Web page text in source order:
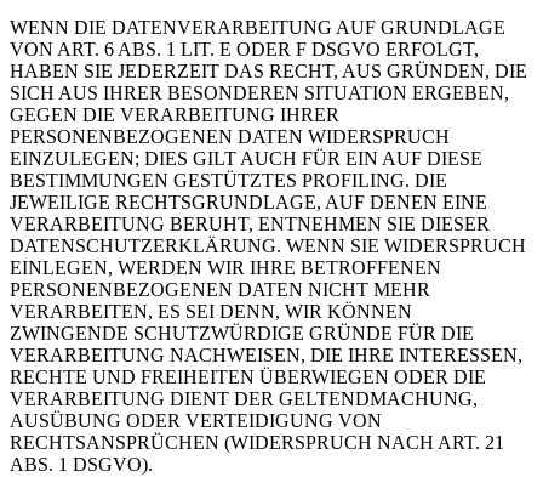
WENN DIE DATENVERARBEITUNG AUF GRUNDLAGE
VON ART. 6 ABS. 1 LIT. E ODER F DSGVO ERFOLGT,
HABEN SIE JEDERZEIT DAS RECHT, AUS GRÜNDEN, DIE
SICH AUS IHRER BESONDEREN SITUATION ERGEBEN,
GEGEN DIE VERARBEITUNG IHRER
PERSONENBEZOGENEN DATEN WIDERSPRUCH
EINZULEGEN; DIES GILT AUCH FÜR EIN AUF DIESE
BESTIMMUNGEN GESTÜTZTES PROFILING. DIE
JEWEILIGE RECHTSGRUNDLAGE, AUF DENEN EINE
VERARBEITUNG BERUHT, ENTNEHMEN SIE DIESER
DATENSCHUTZERKLÄRUNG. WENN SIE WIDERSPRUCH
EINLEGEN, WERDEN WIR IHRE BETROFFENEN
PERSONENBEZOGENEN DATEN NICHT MEHR
VERARBEITEN, ES SEI DENN, WIR KÖNNEN
ZWINGENDE SCHUTZWÜRDIGE GRÜNDE FÜR DIE
VERARBEITUNG NACHWEISEN, DIE IHRE INTERESSEN,
RECHTE UND FREIHEITEN ÜBERWIEGEN ODER DIE
VERARBEITUNG DIENT DER GELTENDMACHUNG,
AUSÜBUNG ODER VERTEIDIGUNG VON
RECHTSANSPRÜCHEN (WIDERSPRUCH NACH ART. 21
ABS. 1 DSGVO).